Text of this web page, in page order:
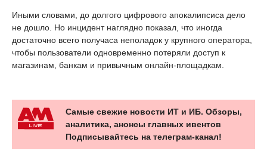
Иными словами, до долгого цифрового апокалипсиса дело
не дошло. Но инцидент наглядно показал, что иногда
достаточно всего получаса неполадок у крупного оператора,
чтобы пользователи одновременно потеряли доступ к
магазинам, банкам и привычным онлайн-площадкам.
Самые свежие новости ИТ и ИБ. Обзоры,
аналитика, анонсы главных ивентов
Подписывайтесь на телеграм-канал!